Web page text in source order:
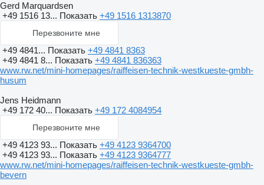
Gerd Marquardsen
+49 1516 13... Показать +49 1516 1313870
Перезвоните мне
+49 4841... Показать +49 4841 8363
+49 4841 8... Показать +49 4841 836363
www.rw.net/mini-homepages/raiffeisen-technik-westkueste-gmbh-
husum
Jens Heidmann
+49 172 40... Показать +49 172 4084954
Перезвоните мне
+49 4123 93... Показать +49 4123 9364700
+49 4123 93... Показать +49 4123 9364777
www.rw.net/mini-homepages/raiffeisen-technik-westkueste-gmbh-
bevern